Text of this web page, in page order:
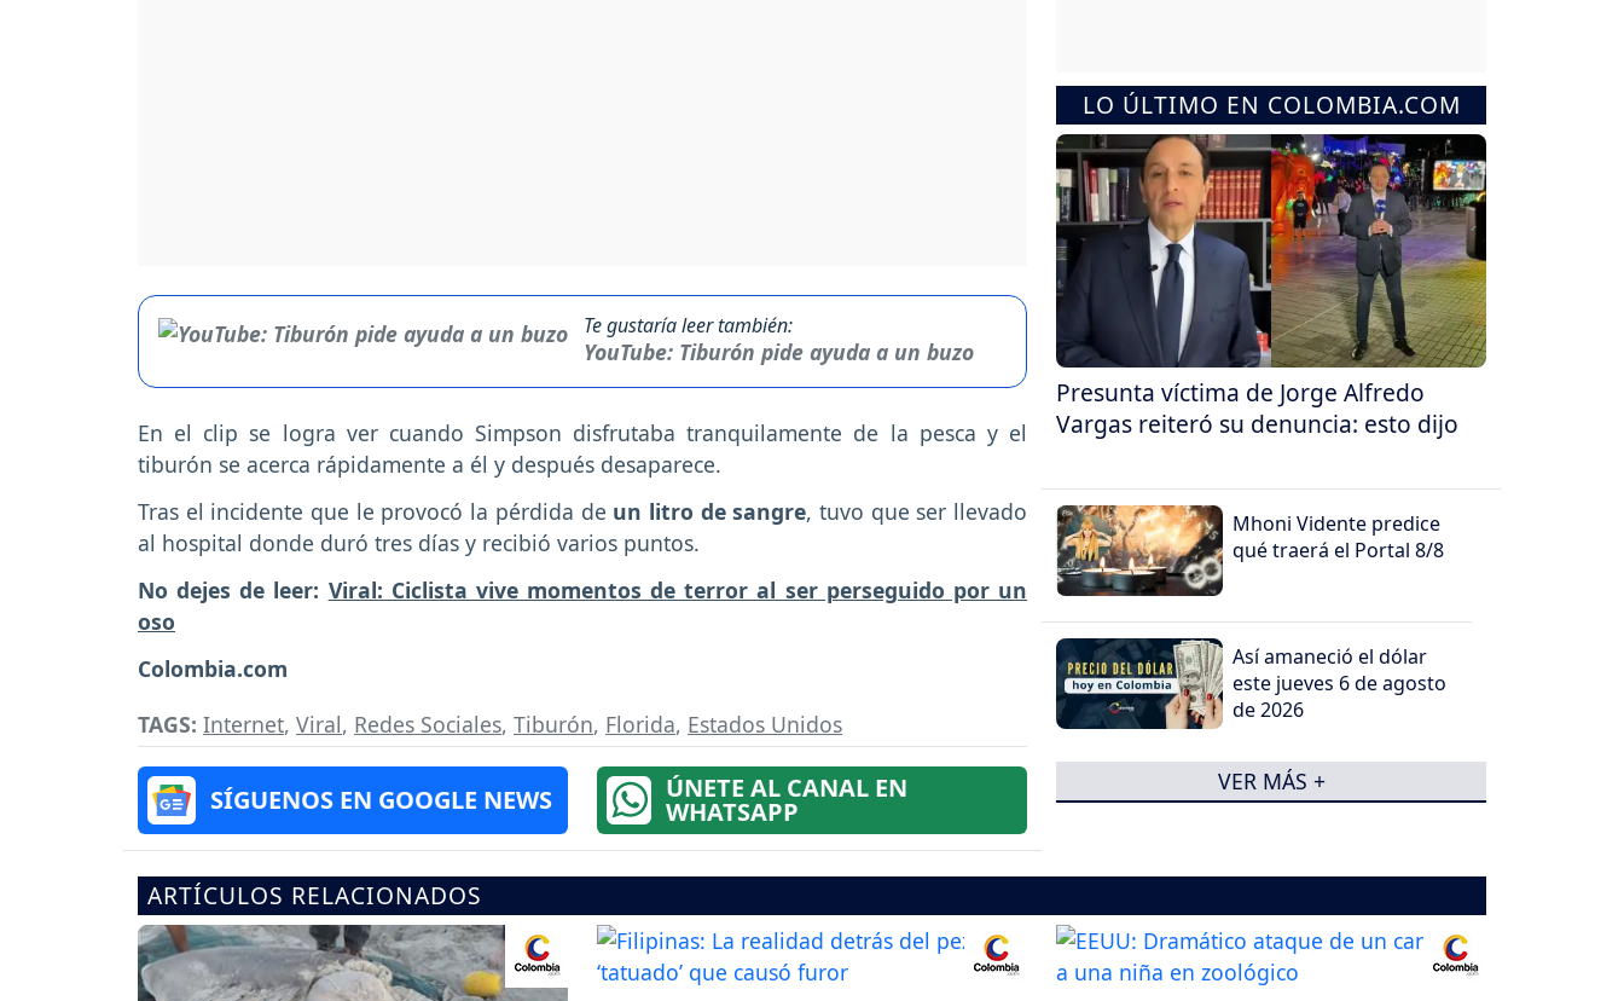
Te gustaría leer también:
YouTube: Tiburón pide ayuda a un buzo
En el clip se logra ver cuando Simpson disfrutaba tranquilamente de la pesca y el
tiburón se acerca rápidamente a él y después desaparece.
Tras el incidente que le provocó la pérdida de un litro de sangre, tuvo que ser llevado
al hospital donde duró tres días y recibió varios puntos.
No dejes de leer: Viral: Ciclista vive momentos de terror al ser perseguido por un
oso
Colombia.com
TAGS: Internet, Viral, Redes Sociales, Tiburón, Florida, Estados Unidos
SÍGUENOS EN GOOGLE NEWS ÚNETE AL CANAL EN
WHATSAPP
LO ÚLTIMO EN COLOMBIA.COM
Presunta víctima de Jorge Alfredo
Vargas reiteró su denuncia: esto dijo
Mhoni Vidente predice
qué traerá el Portal 8/8
Así amaneció el dólar
este jueves 6 de agosto
de 2026
VER MÁS +
ARTÍCULOS RELACIONADOS